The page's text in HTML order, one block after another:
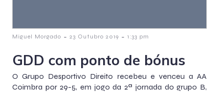
Miguel Morgado - 23 Outubro 2019 - 1:33 pm
GDD com ponto de bónus
O Grupo Desportivo Direito recebeu e venceu a AA
Coimbra por 29-5, em jogo da 2ª jornada do grupo B,